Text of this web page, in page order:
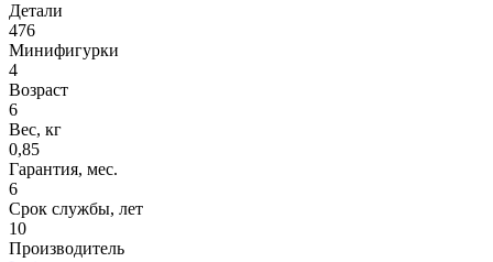
Детали
476
Минифигурки
4
Возраст
6
Вес, кг
0,85
Гарантия, мес.
6
Срок службы, лет
10
Производитель